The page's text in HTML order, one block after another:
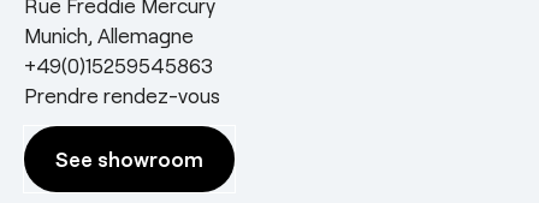
Munich, Allemagne
+49(0)15259545863
Prendre rendez-vous
See showroom